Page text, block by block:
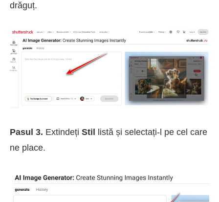
drăguț.
Pasul 3. Extindeți Stil listă și selectați-l pe cel care
ne place.